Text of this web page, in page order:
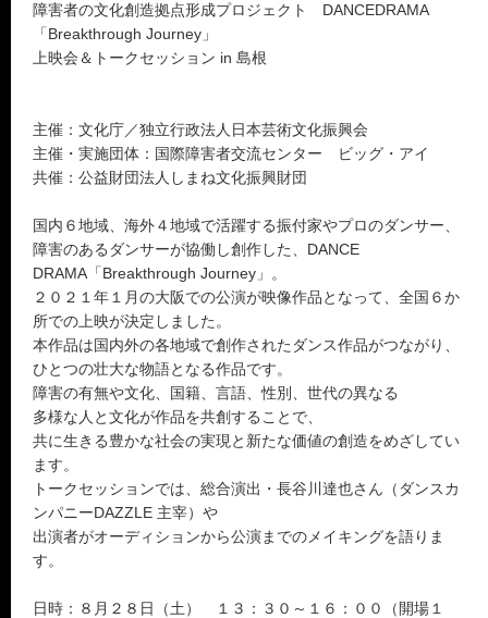
障害者の文化創造拠点形成プロジェクト DANCEDRAMA
「Breakthrough Journey」
上映会＆トークセッション in 島根
主催：文化庁／独立行政法人日本芸術文化振興会
主催・実施団体：国際障害者交流センター ビッグ・アイ
共催：公益財団法人しまね文化振興財団
国内６地域、海外４地域で活躍する振付家やプロのダンサー、
障害のあるダンサーが協働し創作した、DANCE
DRAMA「Breakthrough Journey」。
２０２１年１月の大阪での公演が映像作品となって、全国６か
所での上映が決定しました。
本作品は国内外の各地域で創作されたダンス作品がつながり、
ひとつの壮大な物語となる作品です。
障害の有無や文化、国籍、言語、性別、世代の異なる
多様な人と文化が作品を共創することで、
共に生きる豊かな社会の実現と新たな価値の創造をめざしてい
ます。
トークセッションでは、総合演出・長谷川達也さん（ダンスカ
ンパニーDAZZLE 主宰）や
出演者がオーディションから公演までのメイキングを語りま
す。
日時：８月２８日（土） １３：３０～１６：００（開場１